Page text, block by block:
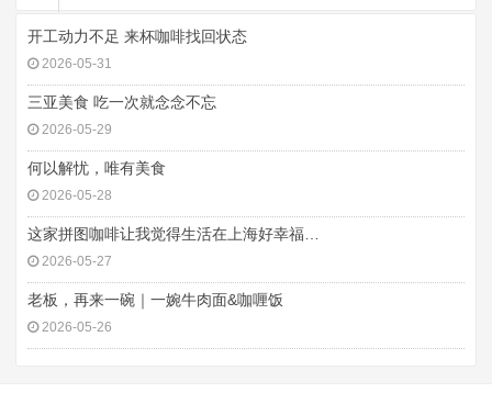
开工动力不足 来杯咖啡找回状态
2026-05-31
三亚美食 吃一次就念念不忘
2026-05-29
何以解忧，唯有美食
2026-05-28
这家拼图咖啡让我觉得生活在上海好幸福…
2026-05-27
老板，再来一碗｜一婉牛肉面&咖喱饭
2026-05-26